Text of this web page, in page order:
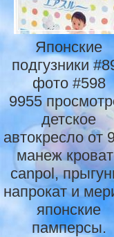
Японские
подгузники
фото #598
9955
детское
автокресло от
манеж
canpol,
напрокат и
японские
памперсы.